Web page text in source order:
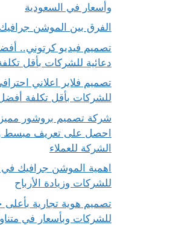
وأسعار في السعودية
الفرق بين الموشن
تصميم فيديو كرتوني..
دعائية للشركات بأقل
تصميم فلاير اعلاني
للشركات بأقل تكلفة أفضل
شركة تصميم بروشور
احصل على تعريف مبسط
الشركة للعملاء
اهمية الموشن جرافيك في
للشركات وزيادة الأرباح
تصميم هوية تجارية بأعلى
للشركات وبأسعار في